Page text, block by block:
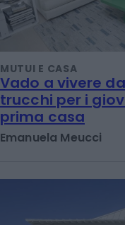
MUTUI E CASA
Vado a vivere
trucchi per i
prima casa
Emanuela Meucci